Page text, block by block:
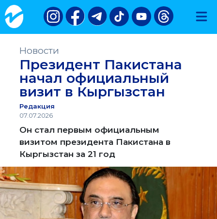
Новости
Президент Пакистана
начал официальный
визит в Кыргызстан
Редакция
07.07.2026
Он стал первым официальным
визитом президента Пакистана в
Кыргызстан за 21 год